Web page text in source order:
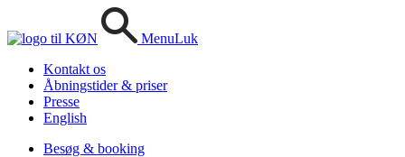
MenuLuk
Kontakt os
Åbningstider & priser
Presse
English
Besøg & booking